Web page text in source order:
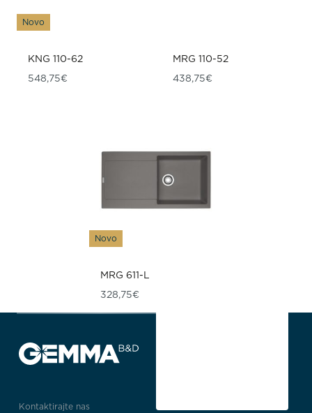
Novo
KNG 110-62
548,75€
MRG 110-52
438,75€
Novo
MRG 611-L
328,75€
Kontaktirajte nas